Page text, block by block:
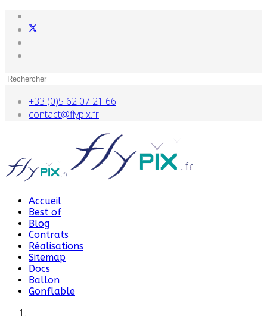
+33 (0)5 62 07 21 66
contact@flypix.fr
Accueil
Best of
Blog
Contrats
Réalisations
Sitemap
Docs
Ballon
Gonflable